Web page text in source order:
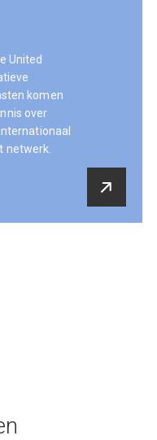
United
komen
over
netwerk.